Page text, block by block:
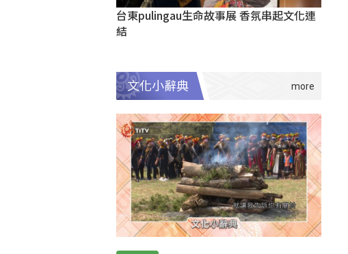
台東pulingau生命故事展 香氛串起文化連
結
文化小辭典